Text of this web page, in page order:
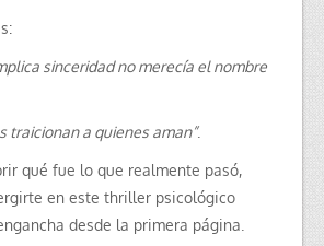
sinceridad no merecía el nombre
traicionan a quienes aman”.
qué fue lo que realmente pasó,
en este thriller psicológico
desde la primera página.